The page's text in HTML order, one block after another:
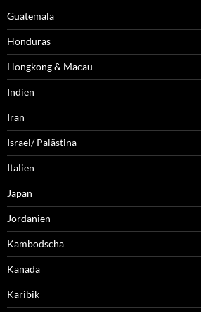
Guatemala
Honduras
Hongkong & Macau
Indien
Iran
Israel/ Palästina
Italien
Japan
Jordanien
Kambodscha
Kanada
Karibik